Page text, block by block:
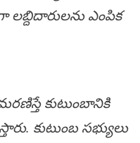
లబ్దిదారులను ఎంపిక
కుటుంబానికి
కుటుంబ సభ్యులు